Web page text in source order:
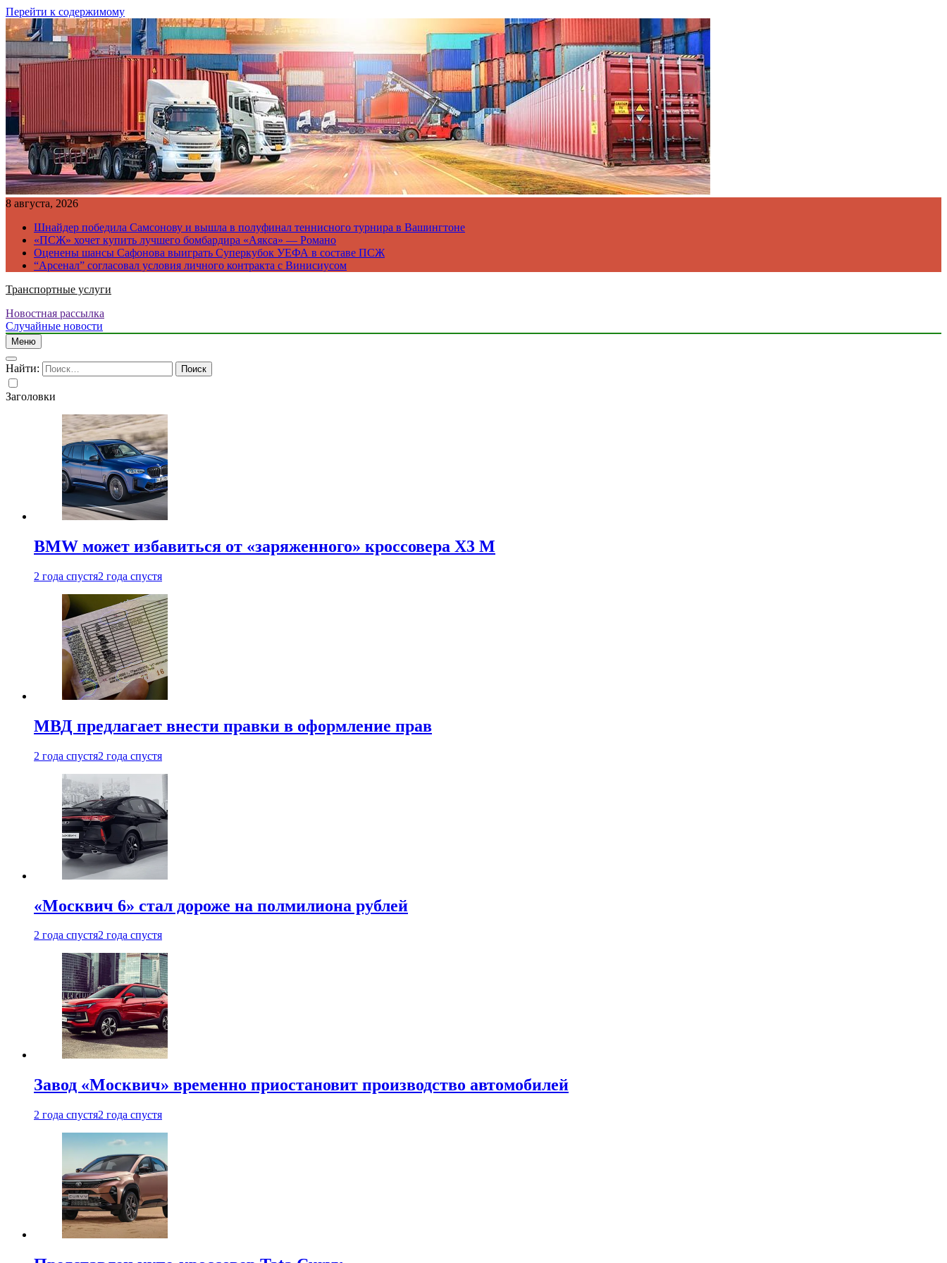
Перейти к содержимому
8 августа, 2026
Шнайдер победила Самсонову и вышла в полуфинал теннисного турнира в Вашингтоне
«ПСЖ» хочет купить лучшего бомбардира «Аякса» — Романо
Оценены шансы Сафонова выиграть Суперкубок УЕФА в составе ПСЖ
“Арсенал” согласовал условия личного контракта с Винисиусом
Транспортные услуги
Новостная рассылка
Случайные новости
Меню
Найти:
Заголовки
BMW может избавиться от «заряженного» кроссовера X3 M
2 года спустя2 года спустя
МВД предлагает внести правки в оформление прав
2 года спустя2 года спустя
«Москвич 6» стал дороже на полмилиона рублей
2 года спустя2 года спустя
Завод «Москвич» временно приостановит производство автомобилей
2 года спустя2 года спустя